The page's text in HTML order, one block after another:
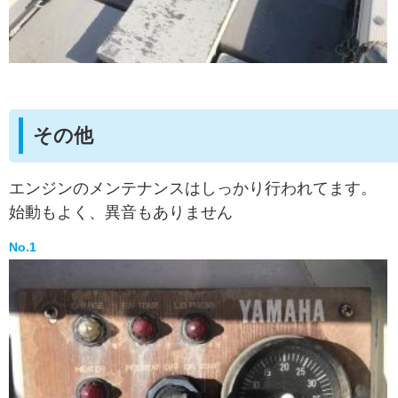
その他
エンジンのメンテナンスはしっかり行われてます。
始動もよく、異音もありません
No.1